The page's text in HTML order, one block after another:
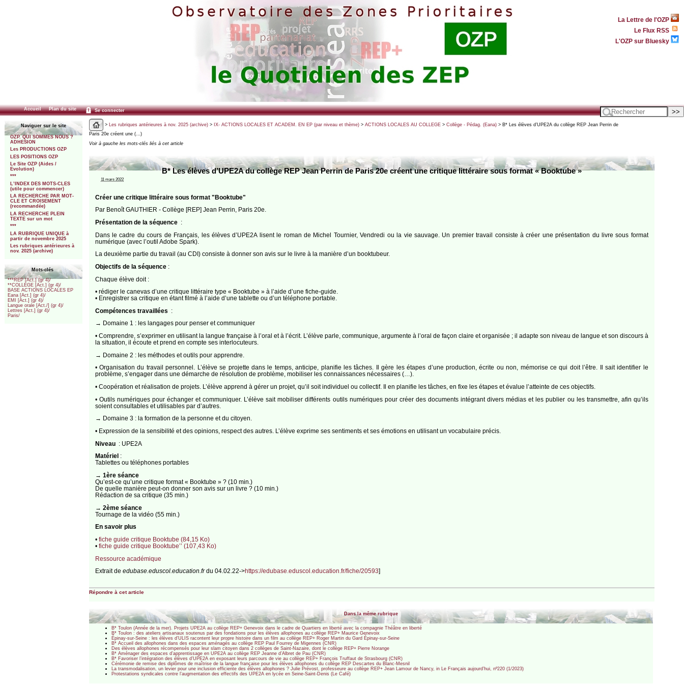
La Lettre de l'OZP
Le Flux RSS
L'OZP sur Bluesky
Accueil Plan du site Se connecter
Naviguer sur le site
OZP. QUI SOMMES NOUS ?
ADHESION
Les PRODUCTIONS OZP
LES POSITIONS OZP
Le Site OZP (Aides /
Evolution)
***
L’INDEX DES MOTS-CLES
(utile pour commencer)
LA RECHERCHE PAR MOT-
CLE ET CROISEMENT
(recommandée)
LA RECHERCHE PLEIN
TEXTE sur un mot
***
LA RUBRIQUE UNIQUE à
partir de novembre 2025
Les rubriques antérieures à
nov. 2025 (archive)
Mots-clés
***REP [Act.] (gr 4)/
**COLLEGE [Act.] (gr 4)/
BASE ACTIONS LOCALES EP
Eana [Act.] (gr 4)/
EMI [Act.] (gr 4)/
Langue orale [Act./] (gr 4)/
Lettres [Act.] (gr 4)/
Paris/
> Les rubriques antérieures à nov. 2025 (archive)> IX- ACTIONS LOCALES ET ACADEM. EN EP (par niveau et thème)> ACTIONS LOCALES AU COLLEGE> Collège - Pédag. (Eana)> B* Les élèves d’UPE2A du collège REP Jean Perrin de
Paris 20e créent une (…)
Voir à gauche les mots-clés liés à cet article
B* Les élèves d’UPE2A du collège REP Jean Perrin de Paris 20e créent une critique littéraire sous format « Booktube »
11 mars 2022
Créer une critique littéraire sous format "Booktube"
Par Benoît GAUTHIER - Collège [REP] Jean Perrin, Paris 20e.
Présentation de la séquence :
Dans le cadre du cours de Français, les élèves d’UPE2A lisent le roman de Michel Tournier, Vendredi ou la vie sauvage. Un premier travail consiste à créer une présentation du livre sous format
numérique (avec l’outil Adobe Spark).
La deuxième partie du travail (au CDI) consiste à donner son avis sur le livre à la manière d’un booktubeur.
Objectifs de la séquence:
Chaque élève doit :
• rédiger le canevas d’une critique littéraire type « Booktube » à l’aide d’une fiche-guide.
• Enregistrer sa critique en étant filmé à l’aide d’une tablette ou d’un téléphone portable.
Compétences travaillées
:
→ Domaine 1 : les langages pour penser et communiquer
• Comprendre, s’exprimer en utilisant la langue française à l’oral et à l’écrit. L’élève parle, communique, argumente à l’oral de façon claire et organisée ; il adapte son niveau de langue et son discours à
la situation, il écoute et prend en compte ses interlocuteurs.
→ Domaine 2 : les méthodes et outils pour apprendre.
• Organisation du travail personnel. L’élève se projette dans le temps, anticipe, planifie les tâches. Il gère les étapes d’une production, écrite ou non, mémorise ce qui doit l’être. Il sait identifier le
problème, s’engager dans une démarche de résolution de problème, mobiliser les connaissances nécessaires (…).
• Coopération et réalisation de projets. L’élève apprend à gérer un projet, qu’il soit individuel ou collectif. Il en planifie les tâches, en fixe les étapes et évalue l’atteinte de ces objectifs.
• Outils numériques pour échanger et communiquer. L’élève sait mobiliser différents outils numériques pour créer des documents intégrant divers médias et les publier ou les transmettre, afin qu’ils
soient consultables et utilisables par d’autres.
→ Domaine 3 : la formation de la personne et du citoyen.
• Expression de la sensibilité et des opinions, respect des autres. L’élève exprime ses sentiments et ses émotions en utilisant un vocabulaire précis.
Niveau : UPE2A
Matériel :
Tablettes ou téléphones portables
→ 1ère séance
Qu’est-ce qu’une critique format « Booktube » ? (10 min.)
De quelle manière peut-on donner son avis sur un livre ? (10 min.)
Rédaction de sa critique (35 min.)
→ 2ème séance
Tournage de la vidéo (55 min.)
En savoir plus
• fiche guide critique Booktube (84,15 Ko)
• fiche guide critique Booktube’’ (107,43 Ko)
Ressource académique
Extrait de edubase.eduscol.education.frdu 04.02.22->https://edubase.eduscol.education.fr/fiche/20593]
Répondre à cet article
Dans la même rubrique
B* Toulon (Année de la mer). Projets UPE2A au collège REP+ Genevoix dans le cadre de Quartiers en liberté avec la compagnie Théâtre en liberté
B* Toulon : des ateliers artisanaux soutenus par des fondations pour les élèves allophones au collège REP+ Maurice Genevoix
Épinay-sur-Seine : les élèves d’ULIS racontent leur propre histoire dans un film au collège REP+ Roger Martin du Gard Épinay-sur-Seine
B* Accueil des allophones dans des espaces aménagés au collège REP Paul Fourrey de Migennes (CNR)
Des élèves allophones récompensés pour leur slam citoyen dans 2 collèges de Saint-Nazaire, dont le collège REP+ Pierre Norange
B* Aménager des espaces d’apprentissage en UPE2A au collège REP Jeanne d’Albret de Pau (CNR)
B* Favoriser l’intégration des élèves d’UPE2A en exposant leurs parcours de vie au collège REP+ François Truffaut de Strasbourg (CNR)
Cérémonie de remise des diplômes de maîtrise de la langue française pour les élèves allophones du collège REP Descartes du Blanc-Mesnil
La transmodalisation, un levier pour une inclusion efficiente des élèves allophones ? Julie Prévost, professeure au collège REP+ Jean Lamour de Nancy, in Le Français aujourd’hui, nº220 (1/2023)
Protestations syndicales contre l’augmentation des effectifs des UPE2A en lycée en Seine-Saint-Denis (Le Café)